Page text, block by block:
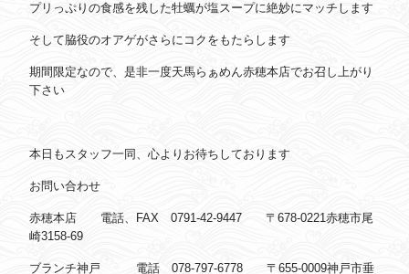
プリっぷりの食感を残した牡蠣が塩スープに絶妙にマッチします
そして脇役のオアゲがさらにコクをもたらします
期間限定なので、是非一度天馬らぁめん赤穂本店でお召し上がり
下さい
本日もスタッフ一同、心よりお待ちしております
お問い合わせ
赤穂本店 電話、FAX 0791-42-9447 〒678-0221赤穂市尾
崎3158-69
ブランチ神戸 電話 078-797-6778 〒655-0009神戸市垂